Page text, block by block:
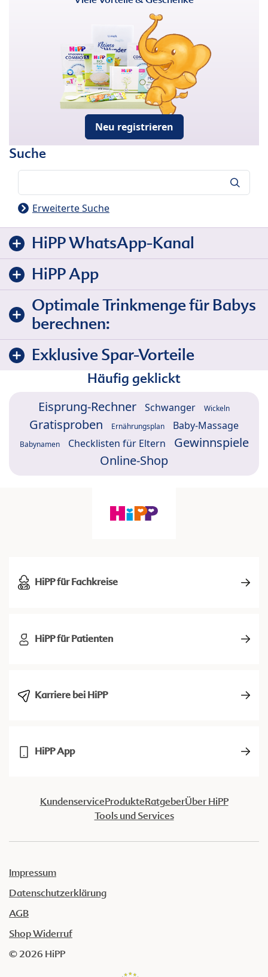
Neu registrieren
Suche
Erweiterte Suche
HiPP WhatsApp-Kanal
HiPP App
Optimale Trinkmenge für Babys
berechnen:
Exklusive Spar-Vorteile
Häufig geklickt
Eisprung-Rechner Schwanger Wickeln
Gratisproben Ernährungsplan Baby-Massage
Babynamen Checklisten für Eltern
Gewinnspiele
Online-Shop
HiPP für Fachkreise
HiPP für Patienten
Karriere bei HiPP
HiPP App
KundenserviceProdukteRatgeberÜber HiPP
Tools und Services
Impressum
Datenschutzerklärung
AGB
Shop Widerruf
© 2026 HiPP